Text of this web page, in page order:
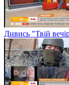
Дивись "Твій